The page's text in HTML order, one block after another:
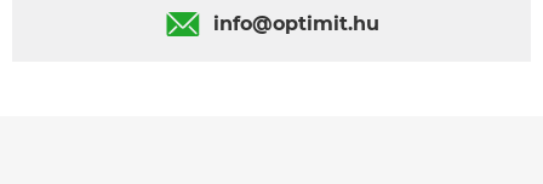
info@optimit.hu